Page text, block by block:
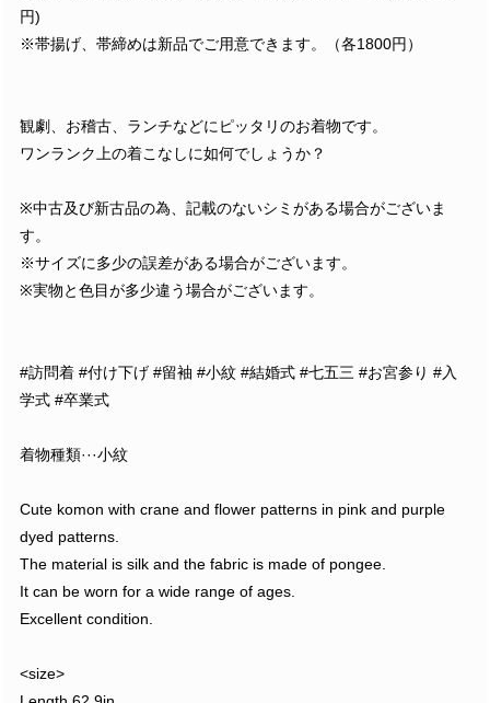
円)
※帯揚げ、帯締めは新品でご用意できます。（各1800円）
観劇、お稽古、ランチなどにピッタリのお着物です。
ワンランク上の着こなしに如何でしょうか？
※中古及び新古品の為、記載のないシミがある場合がございま
す。
※サイズに多少の誤差がある場合がございます。
※実物と色目が多少違う場合がございます。
#訪問着 #付け下げ #留袖 #小紋 #結婚式 #七五三 #お宮参り #入
学式 #卒業式
着物種類···小紋
Cute komon with crane and flower patterns in pink and purple
dyed patterns.
The material is silk and the fabric is made of pongee.
It can be worn for a wide range of ages.
Excellent condition.
<size>